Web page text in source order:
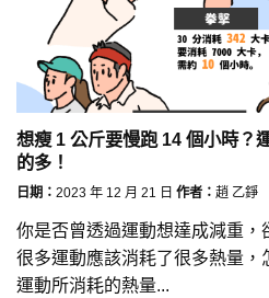
想瘦 1 公斤要慢跑 14 個小時？
的多！
日期： 2023 年 12 月 21 日 作者： 趙 乙錚
你是否曾透過運動想達成減重，
很多運動應該消耗了很多熱量
運動所消耗的熱量...